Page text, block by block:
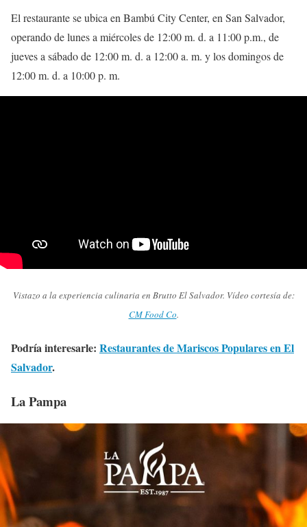
El restaurante se ubica en Bambú City Center, en San Salvador,
operando de lunes a miércoles de 12:00 m. d. a 11:00 p.m., de
jueves a sábado de 12:00 m. d. a 12:00 a. m. y los domingos de
12:00 m. d. a 10:00 p. m.
Vistazo a la experiencia culinaria en Brutto El Salvador. Vídeo cortesía de:
CM Food Co.
Podría interesarle: Restaurantes de Mariscos Populares en El
Salvador.
La Pampa